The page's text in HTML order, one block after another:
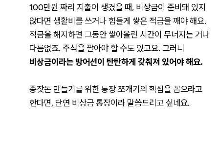
100만원 짜리 지출이 생겼을 때, 비상금이 준비돼 있지
않다면 생활비를 쓰거나 힘들게 쌓은 적금을 깨야 해요.
적금을 해지하면 그동안 쌓아올린 시간이 무너지는 거나
다름없죠. 주식을 팔아야 할 수도 있고요. 그러니
비상금이라는 방어선이 탄탄하게 갖춰져 있어야 해요.
종잣돈 만들기를 위한 통장 쪼개기의 핵심을 꼽으라고
한다면, 단연 비상금 통장이라 말씀드리고 싶네요.